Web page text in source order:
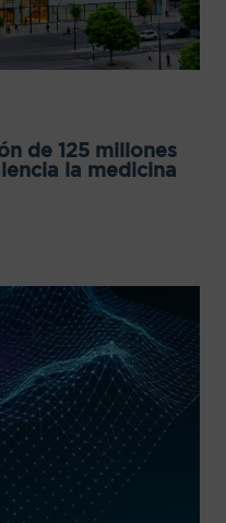
de 125 millones
la medicina